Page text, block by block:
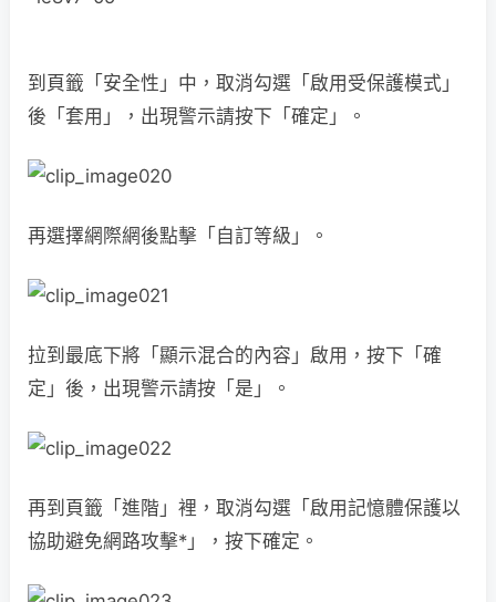
到頁籤「安全性」中，取消勾選「啟用受保護模式」
後「套用」，出現警示請按下「確定」。
再選擇網際網後點擊「自訂等級」。
拉到最底下將「顯示混合的內容」啟用，按下「確
定」後，出現警示請按「是」。
再到頁籤「進階」裡，取消勾選「啟用記憶體保護以
協助避免網路攻擊*」，按下確定。